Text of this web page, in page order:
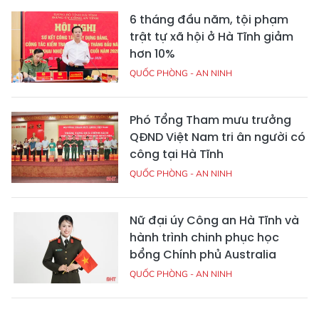
6 tháng đầu năm, tội phạm
trật tự xã hội ở Hà Tĩnh giảm
hơn 10%
QUỐC PHÒNG - AN NINH
Phó Tổng Tham mưu trưởng
QĐND Việt Nam tri ân người có
công tại Hà Tĩnh
QUỐC PHÒNG - AN NINH
Nữ đại úy Công an Hà Tĩnh và
hành trình chinh phục học
bổng Chính phủ Australia
QUỐC PHÒNG - AN NINH